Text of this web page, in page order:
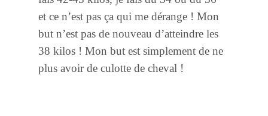
et ce n’est pas ça qui me dérange ! Mon
but n’est pas de nouveau d’atteindre les
38 kilos ! Mon but est simplement de ne
plus avoir de culotte de cheval !